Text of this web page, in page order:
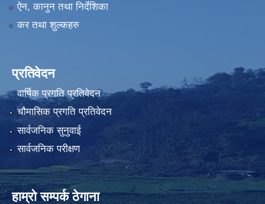
ऐन, कानुन तथा निर्देशिका
कर तथा शुल्कहरु
प्रतिवेदन
वार्षिक प्रगति प्रतिवेदन
चौमासिक प्रगति प्रतिवेदन
सार्वजनिक सुनुवाई
सार्वजनिक परीक्षण
हाम्रो सम्पर्क ठेगाना